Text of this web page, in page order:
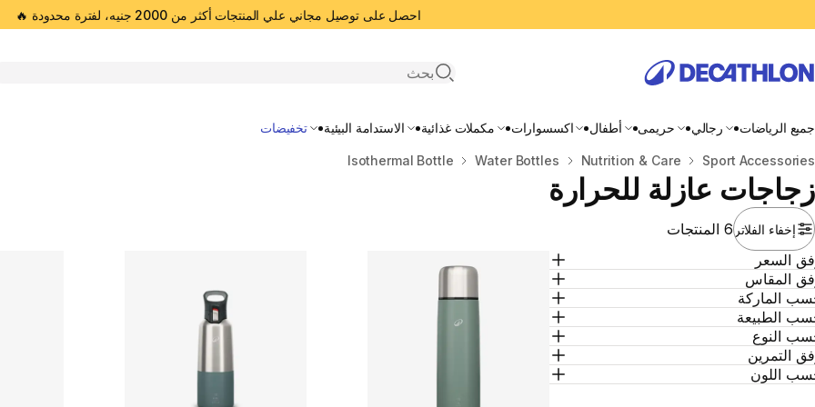
احصل على توصيل مجاني علي المنتجات أكثر من 2000 جنيه، لفترة محدودة 🔥
Open search
جميع الرياضات رجالي حريمى أطفال اكسسوارات مكملات غذائية الاستدامة البيئية تخفيضات
المنزل
Sport Accessories
Nutrition & Care
Water Bottles
Isothermal Bottle
زجاجات عازلة للحرارة
إخفاء الفلاتر6 المنتجات
السعر
المقاس
الماركة
الطبيعة
النوع
التمرين
اللون